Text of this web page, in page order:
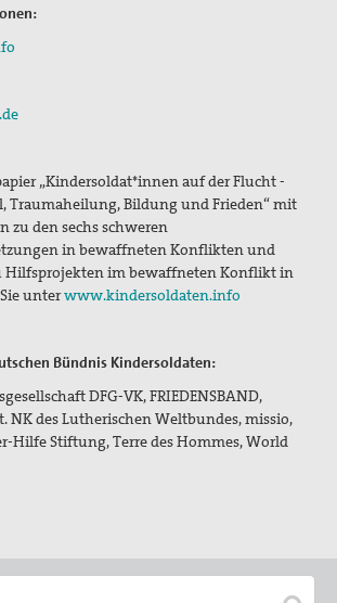
„Kindersoldat*innen auf der Flucht -
Traumaheilung, Bildung und Frieden“ mit
zu den sechs schweren
in bewaffneten Konflikten und
Hilfsprojekten im bewaffneten Konflikt in
unterwww.kindersoldaten.info
Bündnis Kindersoldaten:
DFG-VK, FRIEDENSBAND,
NK des Lutherischen Weltbundes, missio,
Hilfe Stiftung, Terre des Hommes, World